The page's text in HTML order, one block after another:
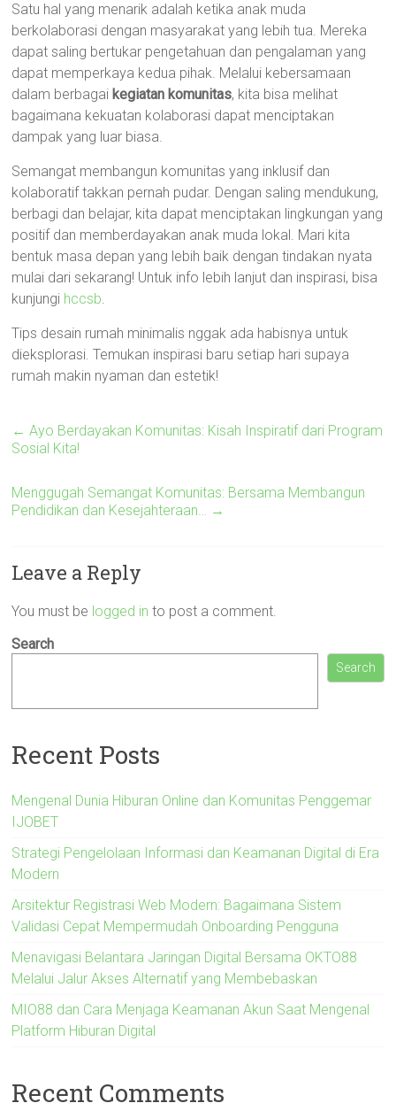
Satu hal yang menarik adalah ketika anak muda
berkolaborasi dengan masyarakat yang lebih tua. Mereka
dapat saling bertukar pengetahuan dan pengalaman yang
dapat memperkaya kedua pihak. Melalui kebersamaan
dalam berbagai kegiatan komunitas, kita bisa melihat
bagaimana kekuatan kolaborasi dapat menciptakan
dampak yang luar biasa.
Semangat membangun komunitas yang inklusif dan
kolaboratif takkan pernah pudar. Dengan saling mendukung,
berbagi dan belajar, kita dapat menciptakan lingkungan yang
positif dan memberdayakan anak muda lokal. Mari kita
bentuk masa depan yang lebih baik dengan tindakan nyata
mulai dari sekarang! Untuk info lebih lanjut dan inspirasi, bisa
kunjungi hccsb.
Tips desain rumah minimalis nggak ada habisnya untuk
dieksplorasi. Temukan inspirasi baru setiap hari supaya
rumah makin nyaman dan estetik!
← Ayo Berdayakan Komunitas: Kisah Inspiratif dari Program
Sosial Kita!
Menggugah Semangat Komunitas: Bersama Membangun
Pendidikan dan Kesejahteraan… →
Leave a Reply
You must be logged in to post a comment.
Search
Search
Recent Posts
Mengenal Dunia Hiburan Online dan Komunitas Penggemar
IJOBET
Strategi Pengelolaan Informasi dan Keamanan Digital di Era
Modern
Arsitektur Registrasi Web Modern: Bagaimana Sistem
Validasi Cepat Mempermudah Onboarding Pengguna
Menavigasi Belantara Jaringan Digital Bersama OKTO88
Melalui Jalur Akses Alternatif yang Membebaskan
MIO88 dan Cara Menjaga Keamanan Akun Saat Mengenal
Platform Hiburan Digital
Recent Comments